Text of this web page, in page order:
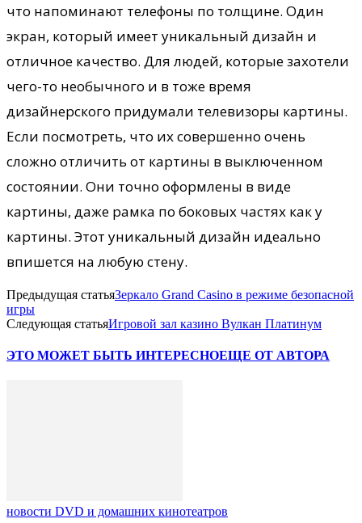
что напоминают телефоны по толщине. Один
экран, который имеет уникальный дизайн и
отличное качество. Для людей, которые захотели
чего-то необычного и в тоже время
дизайнерского придумали телевизоры картины.
Если посмотреть, что их совершенно очень
сложно отличить от картины в выключенном
состоянии. Они точно оформлены в виде
картины, даже рамка по боковых частях как у
картины. Этот уникальный дизайн идеально
впишется на любую стену.
Предыдущая статьяЗеркало Grand Casino в режиме безопасной
игры
Следующая статьяИгровой зал казино Вулкан Платинум
ЭТО МОЖЕТ БЫТЬ ИНТЕРЕСНОЕЩЕ ОТ АВТОРА
новости DVD и домашних кинотеатров